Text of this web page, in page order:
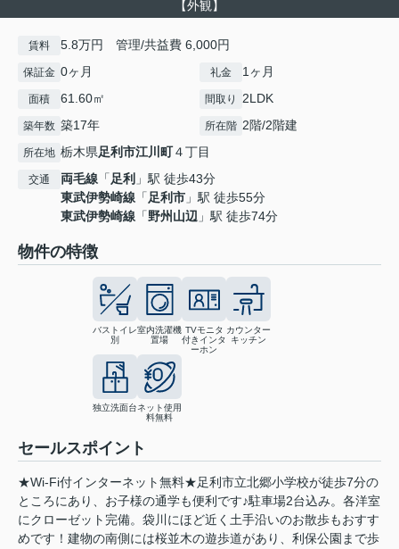
【外観】
賃料 5.8万円 管理/共益費 6,000円
保証金 0ヶ月 礼金 1ヶ月
面積 61.60㎡ 間取り 2LDK
築年数 築17年 所在階 2階/2階建
所在地 栃木県足利市江川町４丁目
交通 両毛線 「足利 」駅 徒歩43分
東武伊勢崎線 「足利市 」駅 徒歩55分
東武伊勢崎線 「野州山辺 」駅 徒歩74分
物件の特徴
バストイレ
別
室内洗濯機
置場
TVモニタ
付きインタ
ーホン
カウンター
キッチン
独立洗面台ネット使用
料無料
セールスポイント
★Wi-Fi付インターネット無料★足利市立北郷小学校が徒歩7分の
ところにあり、お子様の通学も便利です♪駐車場2台込み。各洋室
にクローゼット完備。袋川にほど近く土手沿いのお散歩もおすす
めです！建物の南側には桜並木の遊歩道があり、利保公園まで歩